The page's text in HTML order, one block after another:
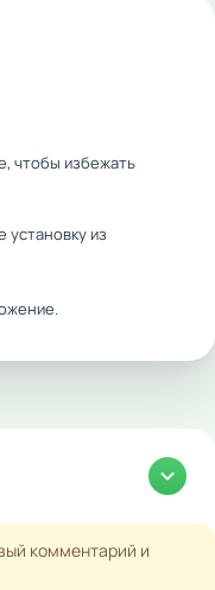
чтобы избежать
установку из
комментарий и